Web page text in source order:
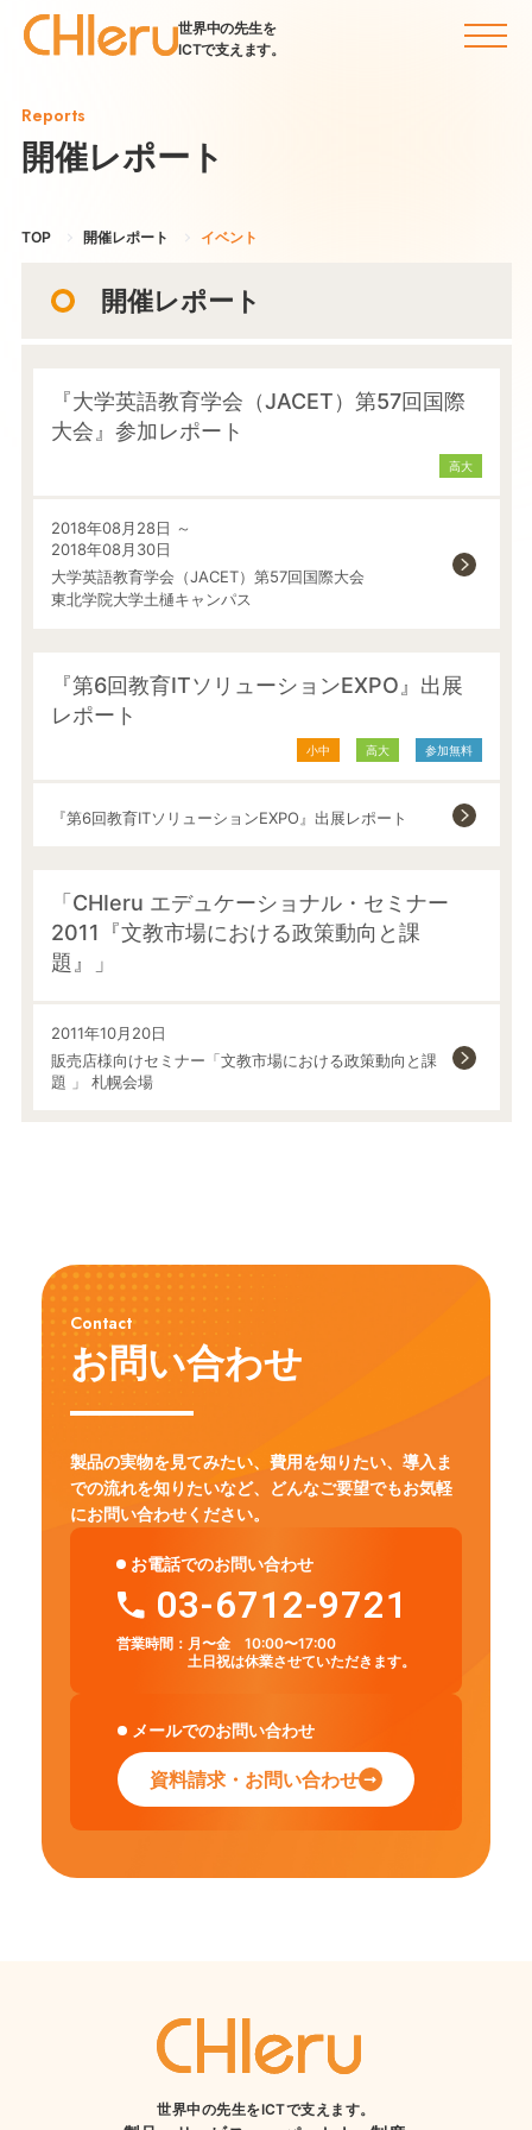
世界中の先生を
ICTで支えます。
Reports
開催レポート
TOP 開催レポート イベント
開催レポート
『大学英語教育学会（JACET）第57回国際
大会』参加レポート
高大
2018年08月28日 ～
2018年08月30日
大学英語教育学会（JACET）第57回国際大会
東北学院大学土樋キャンパス
『第6回教育ITソリューションEXPO』出展
レポート
小中 高大 参加無料
『第6回教育ITソリューションEXPO』出展レポート
「CHIeru エデュケーショナル・セミナー
2011『文教市場における政策動向と課
題』」
2011年10月20日
販売店様向けセミナー「文教市場における政策動向と課
題 」 札幌会場
Contact
お問い合わせ
製品の実物を見てみたい、費用を知りたい、導入ま
での流れを知りたいなど、
どんなご要望でもお気軽
にお問い合わせください。
お電話でのお問い合わせ
03-6712-9721
営業時間： 月〜金 10:00〜17:00
土日祝は休業させていただきます。
メールでのお問い合わせ
資料請求・お問い合わせ
世界中の先生をICTで支えます。